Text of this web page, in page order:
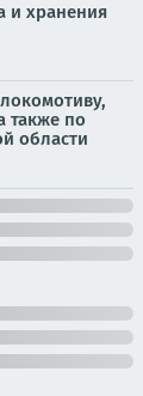
и хранения
также по
области